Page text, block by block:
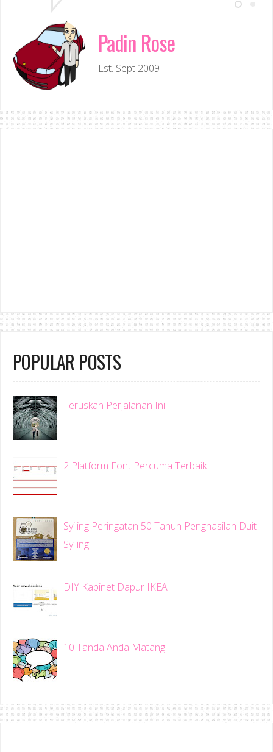
Padin Rose
Est. Sept 2009
POPULAR POSTS
Teruskan Perjalanan Ini
2 Platform Font Percuma Terbaik
Syiling Peringatan 50 Tahun Penghasilan Duit
Syiling
DIY Kabinet Dapur IKEA
10 Tanda Anda Matang